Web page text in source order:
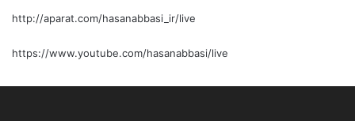
http://aparat.com/hasanabbasi_ir/live
https://www.youtube.com/hasanabbasi/live